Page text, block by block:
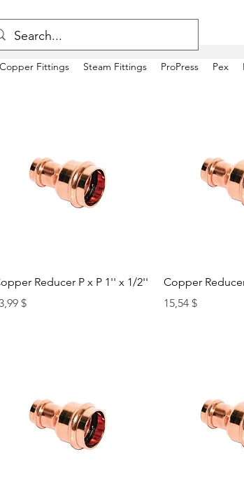
Copper Fittings Steam Fittings ProPress Pex
Быстрый просмотр
Reducer P x P 1'' x 1/2''
$
Быстрый
Copper
Цена
15,54 $